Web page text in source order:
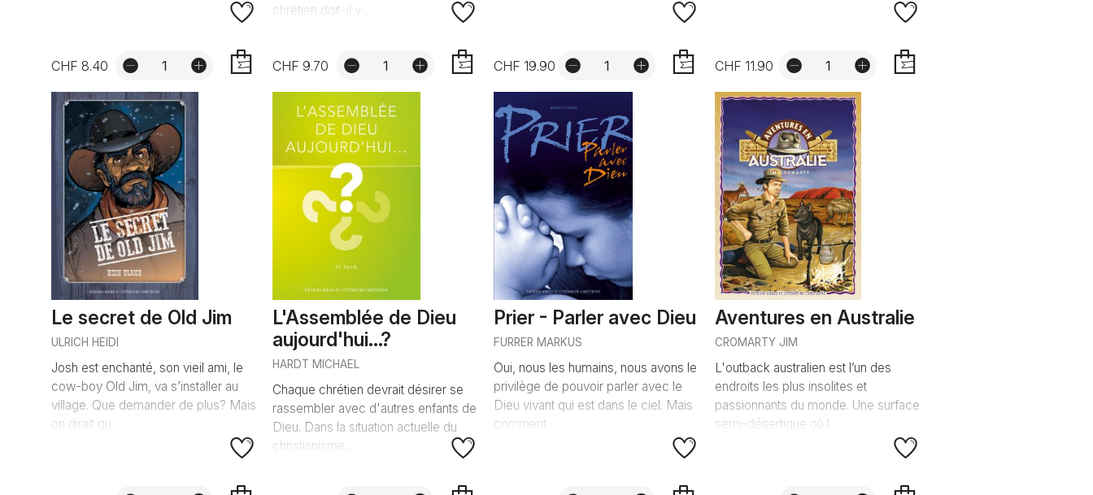
CHF 8.40
chrétien doit-il v...
CHF 9.70 CHF 19.90 CHF 11.90
Le secret de Old Jim
ULRICH HEIDI
Josh est enchanté, son vieil ami, le
cow-boy Old Jim, va s’installer au
village. Que demander de plus? Mais
on dirait qu...
L'Assemblée de Dieu
aujourd'hui...?
HARDT MICHAEL
Chaque chrétien devrait désirer se
rassembler avec d'autres enfants de
Dieu. Dans la situation actuelle du
christianisme...
Prier - Parler avec Dieu
FURRER MARKUS
Oui, nous les humains, nous avons le
privilège de pouvoir parler avec le
Dieu vivant qui est dans le ciel. Mais
comment ...
Aventures en Australie
CROMARTY JIM
L'outback australien est l’un des
endroits les plus insolites et
passionnants du monde. Une surface
semi-désertique où l...